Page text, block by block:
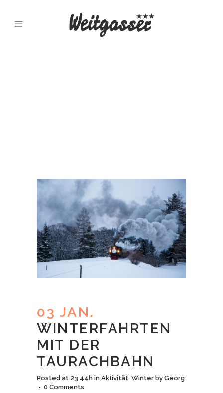
03 JAN.
WINTERFAHRTEN
MIT DER
TAURACHBAHN
Posted at 23:44h in Aktivität, Winter by Georg
0 Comments